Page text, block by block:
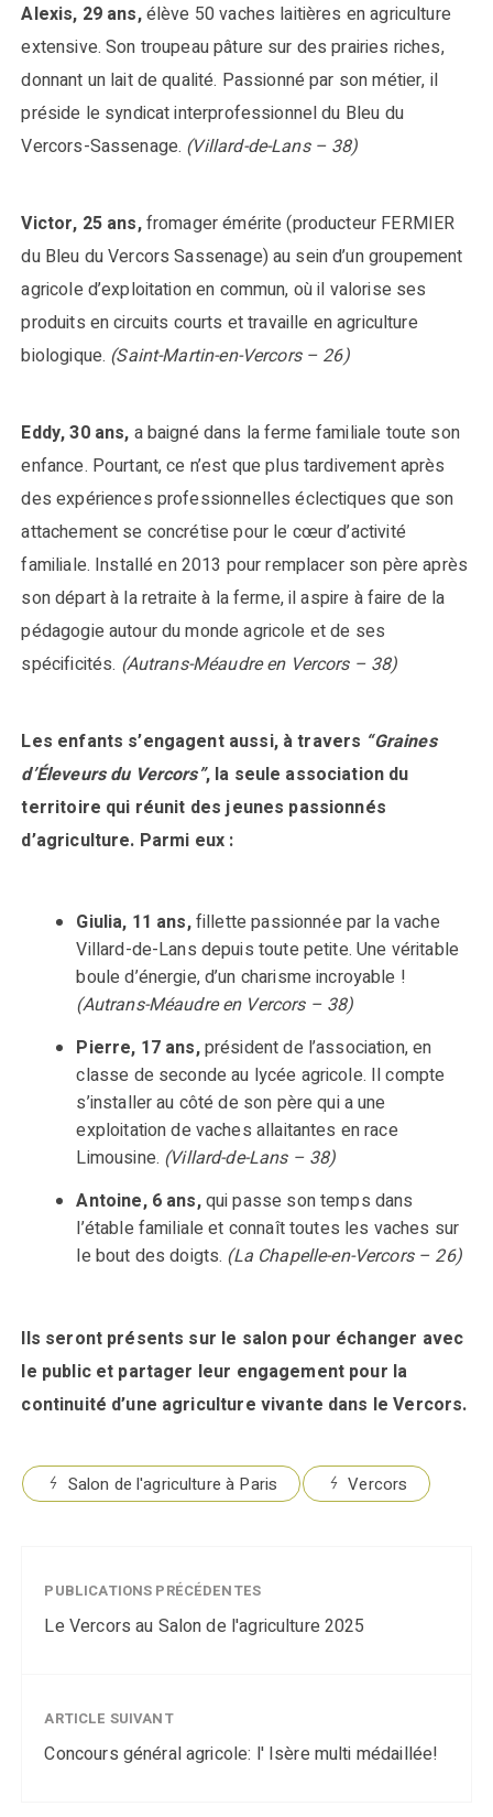
Alexis, 29 ans,élève 50 vaches laitières en agriculture
extensive. Son troupeau pâture sur des prairies riches,
donnant un lait de qualité. Passionné par son métier, il
préside le syndicat interprofessionnel du Bleu du
Vercors-Sassenage. (Villard-de-Lans – 38)
Victor, 25 ans,fromager émérite (producteur FERMIER
du Bleu du Vercors Sassenage) au sein d’un groupement
agricole d’exploitation en commun, où il valorise ses
produits en circuits courts et travaille en agriculture
biologique. (Saint-Martin-en-Vercors – 26)
Eddy, 30 ans, a baigné dans la ferme familiale toute son
enfance. Pourtant, ce n’est que plus tardivement après
des expériences professionnelles éclectiques que son
attachement se concrétise pour le cœur d’activité
familiale. Installé en 2013 pour remplacer son père après
son départ à la retraite à la ferme, il aspire à faire de la
pédagogie autour du monde agricole et de ses
spécificités. (Autrans-Méaudre en Vercors – 38)
Les enfants s’engagent aussi, à travers “Graines
d’Éleveurs du Vercors”, la seule association du
territoire qui réunit des jeunes passionnés
d’agriculture. Parmi eux :
Giulia, 11 ans,fillette passionnée par la vache
Villard-de-Lans depuis toute petite. Une véritable
boule d’énergie, d’un charisme incroyable !
(Autrans-Méaudre en Vercors – 38)
Pierre, 17 ans,président de l’association, en
classe de seconde au lycée agricole. Il compte
s’installer au côté de son père qui a une
exploitation de vaches allaitantes en race
Limousine. (Villard-de-Lans – 38)
Antoine, 6 ans,qui passe son temps dans
l’étable familiale et connaît toutes les vaches sur
le bout des doigts. (La Chapelle-en-Vercors – 26)
Ils seront présents sur le salon pour échanger avec
le public et partager leur engagement pour la
continuité d’une agriculture vivante dans le Vercors.
Salon de l'agriculture à Paris Vercors
PUBLICATIONS PRÉCÉDENTES
Le Vercors au Salon de l'agriculture 2025
ARTICLE SUIVANT
Concours général agricole: l' Isère multi médaillée!